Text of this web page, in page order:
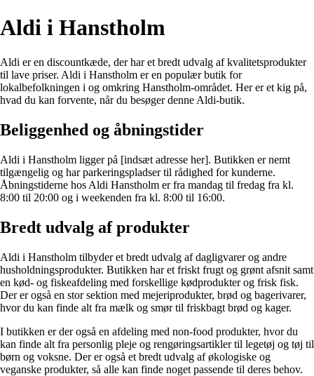
Aldi i Hanstholm
Aldi er en discountkæde, der har et bredt udvalg af kvalitetsprodukter
til lave priser. Aldi i Hanstholm er en populær butik for
lokalbefolkningen i og omkring Hanstholm-området. Her er et kig på,
hvad du kan forvente, når du besøger denne Aldi-butik.
Beliggenhed og åbningstider
Aldi i Hanstholm ligger på [indsæt adresse her]. Butikken er nemt
tilgængelig og har parkeringspladser til rådighed for kunderne.
Åbningstiderne hos Aldi Hanstholm er fra mandag til fredag fra kl.
8:00 til 20:00 og i weekenden fra kl. 8:00 til 16:00.
Bredt udvalg af produkter
Aldi i Hanstholm tilbyder et bredt udvalg af dagligvarer og andre
husholdningsprodukter. Butikken har et friskt frugt og grønt afsnit samt
en kød- og fiskeafdeling med forskellige kødprodukter og frisk fisk.
Der er også en stor sektion med mejeriprodukter, brød og bagerivarer,
hvor du kan finde alt fra mælk og smør til friskbagt brød og kager.
I butikken er der også en afdeling med non-food produkter, hvor du
kan finde alt fra personlig pleje og rengøringsartikler til legetøj og tøj til
børn og voksne. Der er også et bredt udvalg af økologiske og
veganske produkter, så alle kan finde noget passende til deres behov.